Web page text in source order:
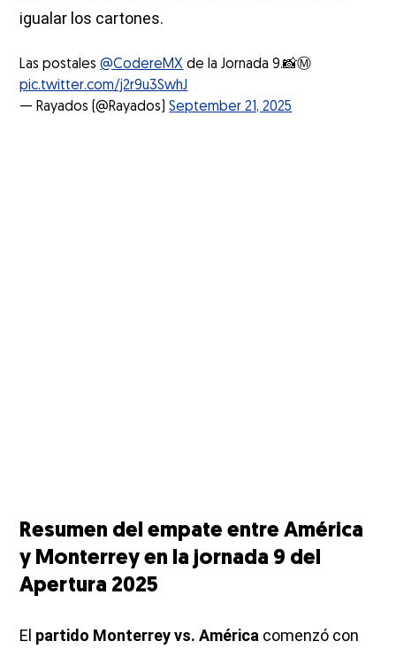
igualar los cartones.
Las postales@CodereMX de la Jornada 9.📸Ⓜ️
pic.twitter.com/j2r9u3SwhJ
— Rayados (@Rayados)September 21, 2025
Resumen del empate entre América
y Monterrey en la jornada 9 del
Apertura 2025
El partido Monterrey vs. América comenzó con